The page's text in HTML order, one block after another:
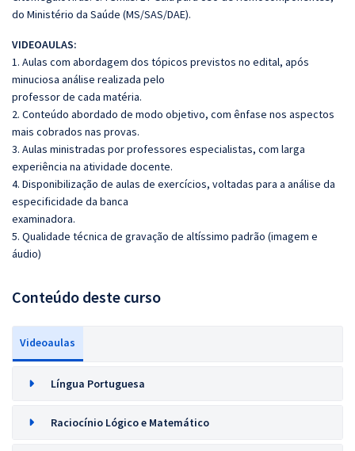
do Ministério da Saúde (MS/SAS/DAE).
VIDEOAULAS:
1. Aulas com abordagem dos tópicos previstos no edital, após
minuciosa análise realizada pelo
professor de cada matéria.
2. Conteúdo abordado de modo objetivo, com ênfase nos aspectos
mais cobrados nas provas.
3. Aulas ministradas por professores especialistas, com larga
experiência na atividade docente.
4. Disponibilização de aulas de exercícios, voltadas para a análise da
especificidade da banca
examinadora.
5. Qualidade técnica de gravação de altíssimo padrão (imagem e
áudio)
Conteúdo deste curso
Videoaulas
Língua Portuguesa
Raciocínio Lógico e Matemático